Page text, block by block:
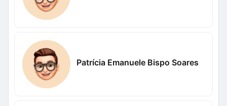
Patrícia Emanuele Bispo Soares